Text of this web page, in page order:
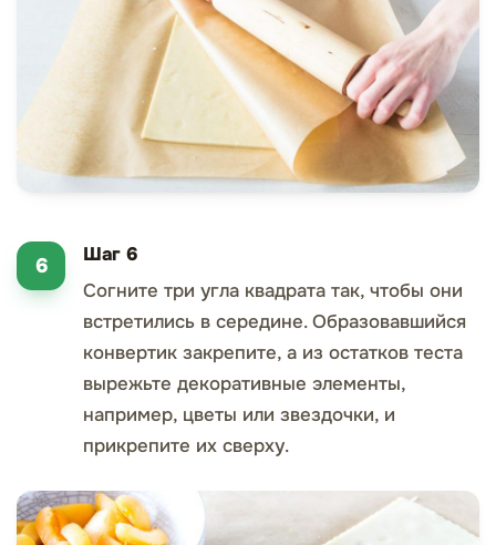
Шаг 6
Согните три угла квадрата так, чтобы они
встретились в середине. Образовавшийся
конвертик закрепите, а из остатков теста
вырежьте декоративные элементы,
например, цветы или звездочки, и
прикрепите их сверху.